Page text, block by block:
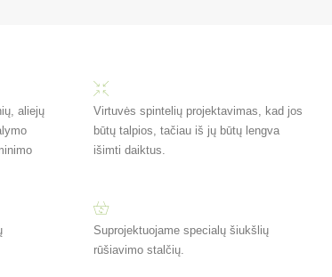
aliejų
Virtuvės spintelių projektavimas, kad jos
būtų talpios, tačiau iš jų būtų lengva
išimti daiktus.
Suprojektuojame specialų šiukšlių
rūšiavimo stalčių.